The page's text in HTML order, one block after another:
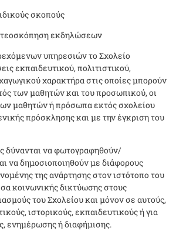
σκοπούς
εκδηλώσεων
υπηρεσιών το Σχολείο
εκπαιδευτικού, πολιτιστικού,
χαρακτήρα στις οποίες μπορούν
των μαθητών και του προσωπικού, οι
μαθητών ή πρόσωπα εκτός σχολείου
πρόσκλησης και με την έγκριση του
δύνανται να φωτογραφηθούν/
να δημοσιοποιηθούν με διάφορους
της ανάρτησης στον ιστότοπο του
κοινωνικής δικτύωσης στους
του Σχολείου και μόνον σε αυτούς,
ιστορικούς, εκπαιδευτικούς ή για
ενημέρωσης ή διαφήμισης.